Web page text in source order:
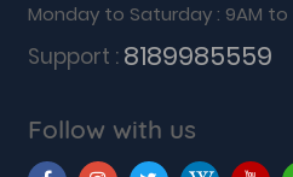
Monday to Saturday : 9AM to
Support : 8189985559
Follow with us